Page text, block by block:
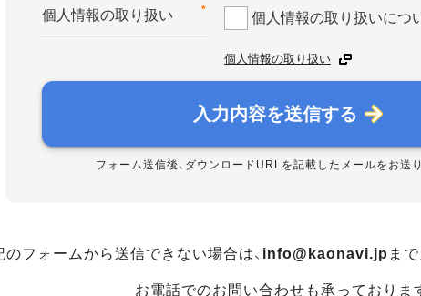
*
個人情報の取り扱い 個人情報の取り扱いにつ
個人情報の取り扱い
入力内容を送信する
フォーム送信後、ダウンロードURLを記載したメールをお送
のフォームから送信できない場合は、 info@kaonavi.jp ま
お電話でのお問い合わせも承っておりま